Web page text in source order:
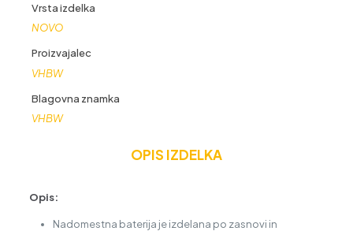
Vrsta izdelka
NOVO
Proizvajalec
VHBW
Blagovna znamka
VHBW
OPIS IZDELKA
Opis:
Nadomestna baterija je izdelana po zasnovi in